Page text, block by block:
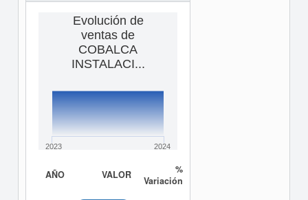
Evolución de
ventas de
COBALCA
INSTALACI...
2023 2024
AÑO VALOR
%
Variación